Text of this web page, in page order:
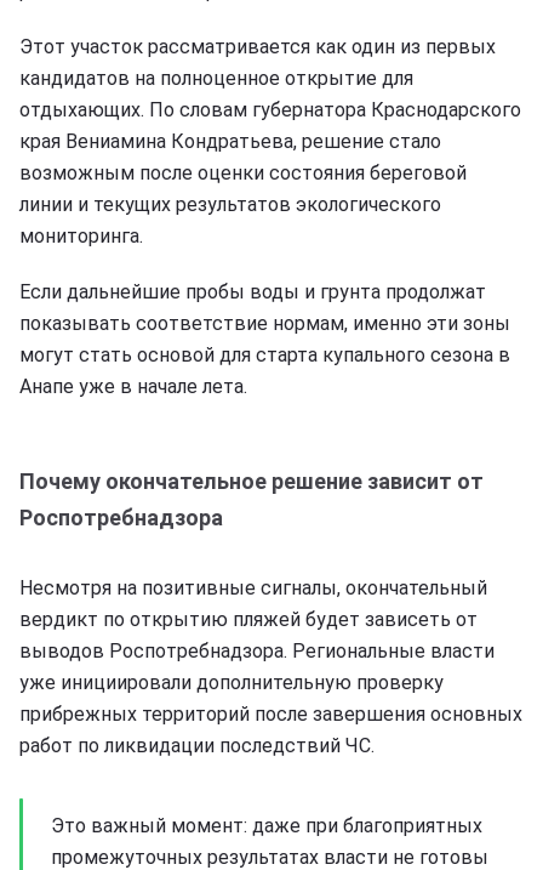
Этот участок рассматривается как один из первых
кандидатов на полноценное открытие для
отдыхающих. По словам губернатора Краснодарского
края Вениамина Кондратьева, решение стало
возможным после оценки состояния береговой
линии и текущих результатов экологического
мониторинга.
Если дальнейшие пробы воды и грунта продолжат
показывать соответствие нормам, именно эти зоны
могут стать основой для старта купального сезона в
Анапе уже в начале лета.
Почему окончательное решение зависит от
Роспотребнадзора
Несмотря на позитивные сигналы, окончательный
вердикт по открытию пляжей будет зависеть от
выводов Роспотребнадзора. Региональные власти
уже инициировали дополнительную проверку
прибрежных территорий после завершения основных
работ по ликвидации последствий ЧС.
Это важный момент: даже при благоприятных
промежуточных результатах власти не готовы